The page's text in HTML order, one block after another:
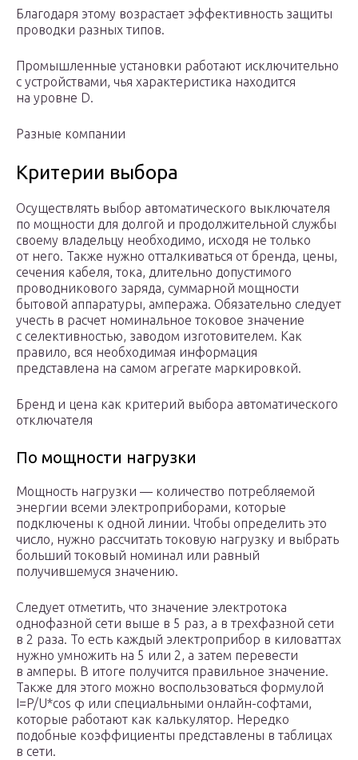
Благодаря этому возрастает эффективность защиты
проводки разных типов.
Промышленные установки работают исключительно
с устройствами, чья характеристика находится
на уровне D.
Разные компании
Критерии выбора
Осуществлять выбор автоматического выключателя
по мощности для долгой и продолжительной службы
своему владельцу необходимо, исходя не только
от него. Также нужно отталкиваться от бренда, цены,
сечения кабеля, тока, длительно допустимого
проводникового заряда, суммарной мощности
бытовой аппаратуры, ампеража. Обязательно следует
учесть в расчет номинальное токовое значение
с селективностью, заводом изготовителем. Как
правило, вся необходимая информация
представлена на самом агрегате маркировкой.
Бренд и цена как критерий выбора автоматического
отключателя
По мощности нагрузки
Мощность нагрузки — количество потребляемой
энергии всеми электроприборами, которые
подключены к одной линии. Чтобы определить это
число, нужно рассчитать токовую нагрузку и выбрать
больший токовый номинал или равный
получившемуся значению.
Следует отметить, что значение электротока
однофазной сети выше в 5 раз, а в трехфазной сети
в 2 раза. То есть каждый электроприбор в киловаттах
нужно умножить на 5 или 2, а затем перевести
в амперы. В итоге получится правильное значение.
Также для этого можно воспользоваться формулой
I=P/U*cos φ или специальными онлайн-софтами,
которые работают как калькулятор. Нередко
подобные коэффициенты представлены в таблицах
в сети.